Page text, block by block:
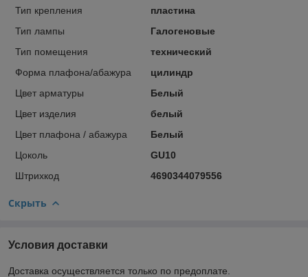
Тип крепления
пластина
Тип лампы
Галогеновые
Тип помещения
технический
Форма плафона/абажура
цилиндр
Цвет арматуры
Белый
Цвет изделия
белый
Цвет плафона / абажура
Белый
Цоколь
GU10
Штрихкод
4690344079556
Скрыть
Условия доставки
Доставка осуществляется только по предоплате.